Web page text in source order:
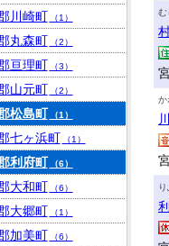
む
か
川崎町 （1）
丸森町 （2）
亘理町 （3）
山元町 （2）
松島町 （1）
七ヶ浜町 （1）
利府町 （6）
大和町 （6）
大郷町 （1）
加美町 （6）